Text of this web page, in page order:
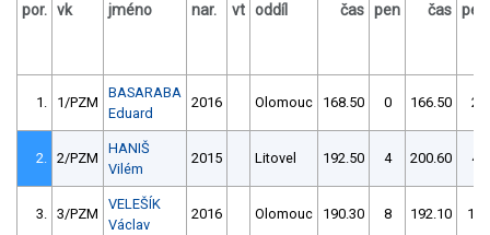
por. vk jméno nar. vt oddíl čas pen čas pen
1. 1/PZM
BASARABA
Eduard
2016 Olomouc 168.50 0 166.50 2
2. 2/PZM
HANIŠ
Vilém
2015 Litovel 192.50 4 200.60 4
3. 3/PZM
VELEŠÍK
Václav
2016 Olomouc 190.30 8 192.10 10